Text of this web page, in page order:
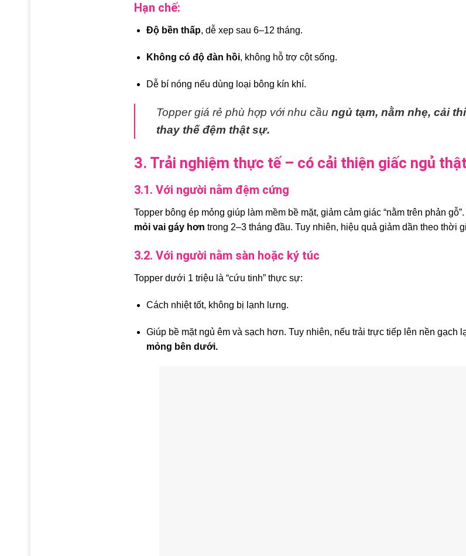
Hạn chế:
Độ bền thấp, dễ xẹp sau 6–12 tháng.
Không có độ đàn hồi, không hỗ trợ cột sống.
Dễ bí nóng nếu dùng loại bông kín khí.
Topper giá rẻ phù hợp với nhu cầu ngủ tạm, nằm nhẹ, cải
thay thế đệm thật sự.
3. Trải nghiệm thực tế – có cải thiện giấc ngủ
3.1. Với người nằm đệm cứng
Topper bông ép mỏng giúp làm mềm bề mặt, giảm cảm giác “nằm trên phản
mỏi vai gáy hơn trong 2–3 tháng đầu. Tuy nhiên, hiệu quả giảm dần theo thời
3.2. Với người nằm sàn hoặc ký túc
Topper dưới 1 triệu là “cứu tinh” thực sự:
Cách nhiệt tốt, không bị lạnh lưng.
Giúp bề mặt ngủ êm và sạch hơn. Tuy nhiên, nếu trải trực tiếp lên nền gạch
mỏng bên dưới.